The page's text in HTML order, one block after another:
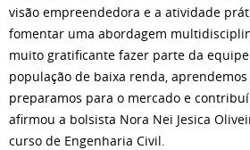
visão empreendedora e a atividade
fomentar uma abordagem
muito gratificante fazer parte da
população de baixa renda,
preparamos para o mercado e
afirmou a bolsista Nora Nei Jesica
curso de Engenharia Civil.